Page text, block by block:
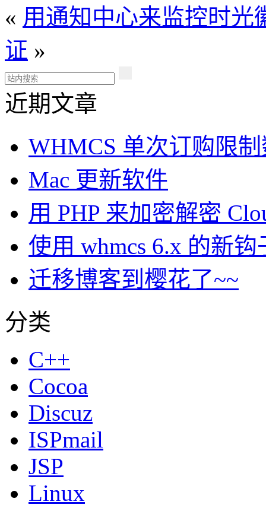
« 用通知中心来监控时光
证 »
近期文章
WHMCS 单次订购限
Mac 更新软件
用 PHP 来加密解密
使用 whmcs 6.x 的新
迁移博客到樱花了~~
分类
C++
Cocoa
Discuz
ISPmail
JSP
Linux